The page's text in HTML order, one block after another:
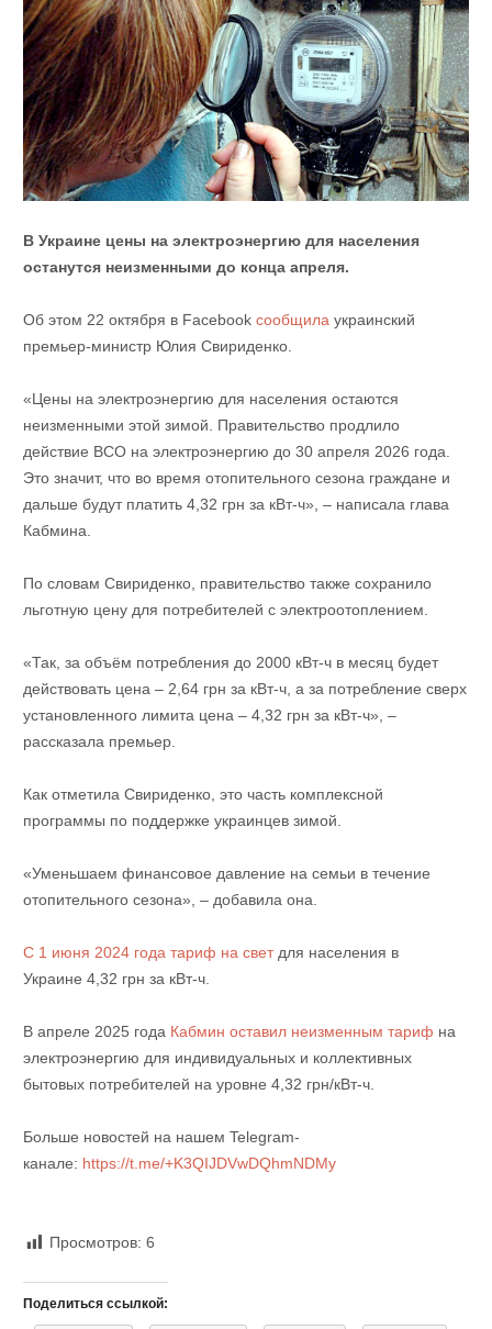
В Украине цены на электроэнергию для населения
останутся неизменными до конца апреля.
Об этом 22 октября в Facebook сообщилаукраинский
премьер-министр Юлия Свириденко.
«Цены на электроэнергию для населения остаются
неизменными этой зимой. Правительство продлило
действие ВСО на электроэнергию до 30 апреля 2026 года.
Это значит, что во время отопительного сезона граждане и
дальше будут платить 4,32 грн за кВт-ч», – написала глава
Кабмина.
По словам Свириденко, правительство также сохранило
льготную цену для потребителей с электроотоплением.
«Так, за объём потребления до 2000 кВт-ч в месяц будет
действовать цена – 2,64 грн за кВт-ч, а за потребление сверх
установленного лимита цена – 4,32 грн за кВт-ч», –
рассказала премьер.
Как отметила Свириденко, это часть комплексной
программы по поддержке украинцев зимой.
«Уменьшаем финансовое давление на семьи в течение
отопительного сезона», – добавила она.
С 1 июня 2024 года тариф на светдля населения в
Украине 4,32 грн за кВт-ч.
В апреле 2025 годаКабмин оставил неизменным тариф на
электроэнергию для индивидуальных и коллективных
бытовых потребителей на уровне 4,32 грн/кВт-ч.
Больше новостей на нашем Telegram-
канале: https://t.me/+K3QIJDVwDQhmNDMy
Просмотров: 6
Поделиться ссылкой: